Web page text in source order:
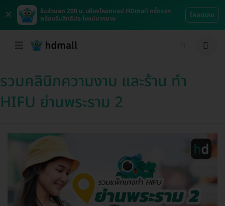
×
รับส่วนลด 200 บ. เพียงโหลดแอป HDmall ครั้งแรก
พร้อมรับสิทธิประโยชน์มากมาย
โหลดเลย
รวมคลินิกความงาม และร้าน ทำ
HIFU ย่านพระราม 2